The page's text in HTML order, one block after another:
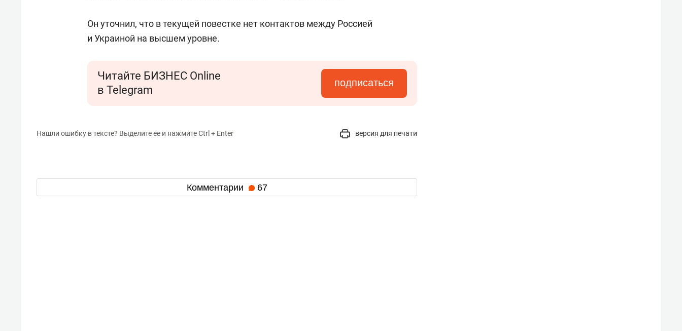
Он уточнил, что в текущей повестке нет контактов между Россией
и Украиной на высшем уровне.
Читайте БИЗНЕС Online
в Telegram
подписаться
Нашли ошибку в тексте? Выделите ее и нажмите Ctrl + Enter версия для печати
Комментарии 67